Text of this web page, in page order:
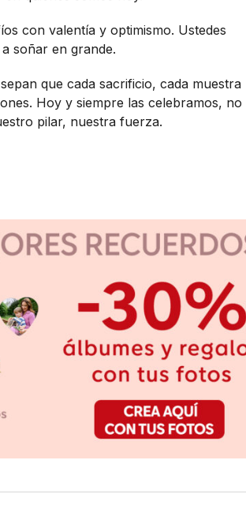
con valentía y optimismo. Ustedes
soñar en grande.
que cada sacrificio, cada muestra
Hoy y siempre las celebramos, no
pilar, nuestra fuerza.